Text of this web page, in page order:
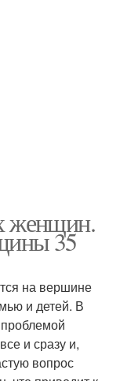
женщин.
35
на вершине
и детей. В
и сразу и,
вопрос